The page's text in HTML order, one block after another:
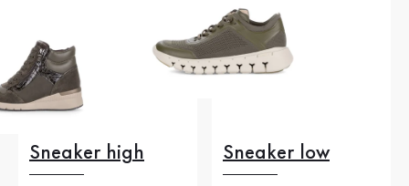
Sneaker high Sneaker low